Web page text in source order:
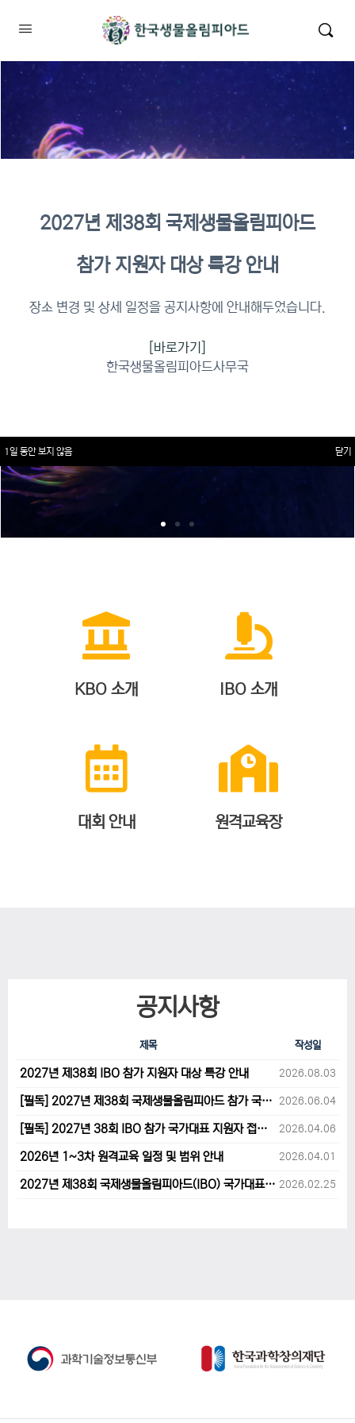
이수증명서 확인 바로가기
KBO 소개 IBO 소개
대회 안내 원격교육장
공지사항
제목 작성일
2027년 제38회 IBO 참가 지원자 대상 특강 안내 2026.08.03
[필독] 2027년 제38회 국제생물올림피아드 참가 국가대표 1차후보자 선발고사 범위 및 일정 안내 2026.06.04
[필독] 2027년 38회 IBO 참가 국가대표 지원자 접수 마감 및 원격교육 관련 공지사항 안내입니다. 2026.04.06
2026년 1~3차 원격교육 일정 및 범위 안내 2026.04.01
2027년 제38회 국제생물올림피아드(IBO) 국가대표 후보자 지원 안내 2026.02.25
2027년 제38회 국제생물올림피아드
참가 지원자 대상 특강 안내
장소 변경 및 상세 일정을 공지사항에 안내해두었습니다.
[바로가기]
한국생물올림피아드사무국
1일 동안 보지 않음 닫기